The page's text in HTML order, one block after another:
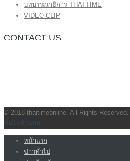
บทบรรณาธิการ THAI TIME
VIDEO CLIP
CONTACT US
© 2018 thaitimeonline. All Rights Reserved.
ขั้นไปด้านบน
หน้าแรก
ข่าวทั่วไป